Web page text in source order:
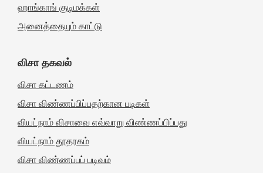
ஹாங்காங் குடிமக்கள்
அனைத்தையும் காட்டு
விசா தகவல்
விசா கட்டணம்
விசா விண்ணப்பிப்பதற்கான படிகள்
வியட்நாம் விசாவை எவ்வாறு விண்ணப்பிப்பது
வியட்நாம் தூதரகம்
விசா விண்ணப்பப் படிவம்